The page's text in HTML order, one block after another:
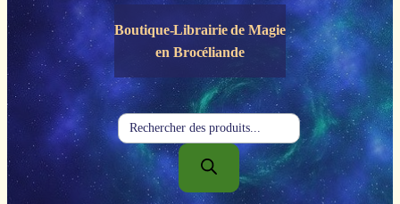
Boutique-Librairie deMagie
en Brocéliande
Recherche
de
produits